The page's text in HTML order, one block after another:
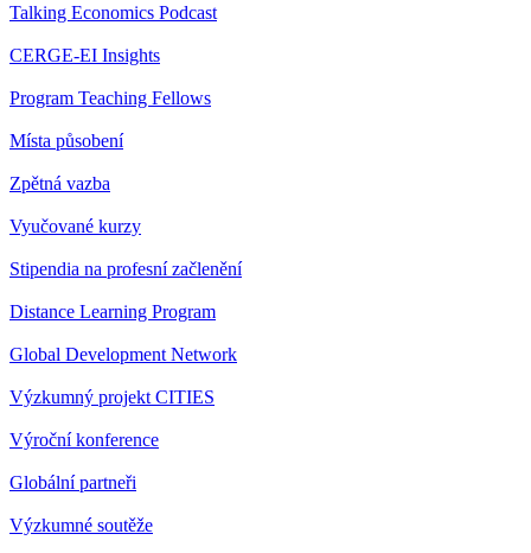
Talking Economics Podcast
CERGE-EI Insights
Program Teaching Fellows
Místa působení
Zpětná vazba
Vyučované kurzy
Stipendia na profesní začlenění
Distance Learning Program
Global Development Network
Výzkumný projekt CITIES
Výroční konference
Globální partneři
Výzkumné soutěže